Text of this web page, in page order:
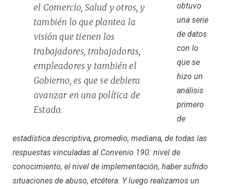
el Comercio, Salud y otros, y
también lo que plantea la
visión que tienen los
trabajadores, trabajadoras,
empleadores y también el
Gobierno, es que se debiera
avanzar en una política de
Estado.
obtuvo
una serie
de datos
con lo
que se
hizo un
análisis
primero
de
estadística descriptiva, promedio, mediana, de todas las
respuestas vinculadas al Convenio 190: nivel de
conocimiento, el nivel de implementación, haber sufrido
situaciones de abuso, etcétera. Y luego realizamos un